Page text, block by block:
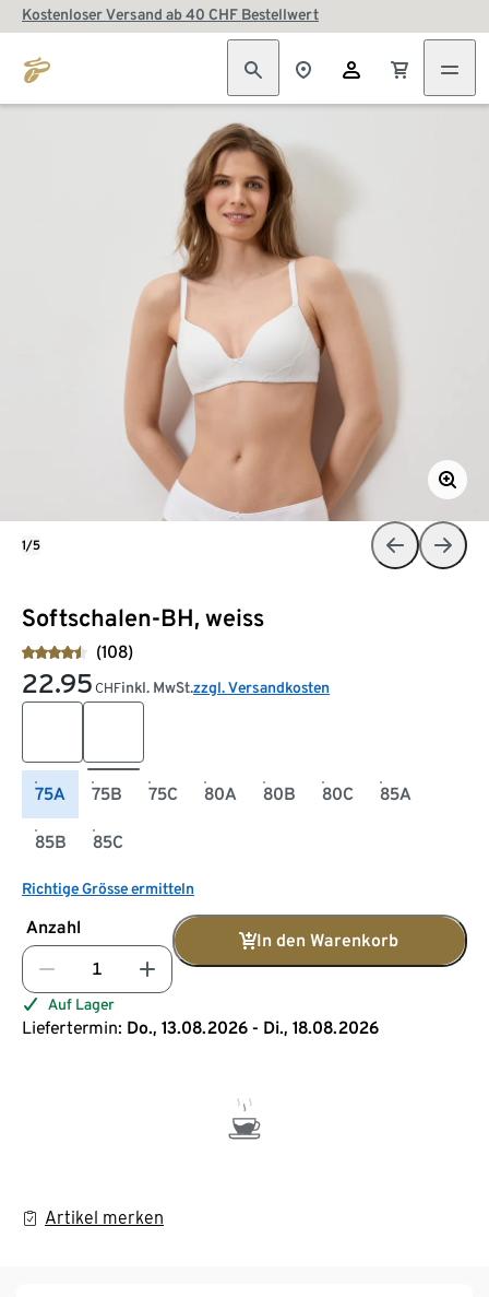
Kostenloser Versand ab 40 CHF Bestellwert
Softschalen-BH, weiss
(108)
22.95 CHFinkl. MwSt.zzgl. Versandkosten
75A 75B 75C 80A 80B 80C 85A
85B 85C
Richtige Grösse ermitteln
Anzahl
In den Warenkorb
Auf Lager
Liefertermin: Do., 13.08.2026 - Di., 18.08.2026
Artikel merken
1/5